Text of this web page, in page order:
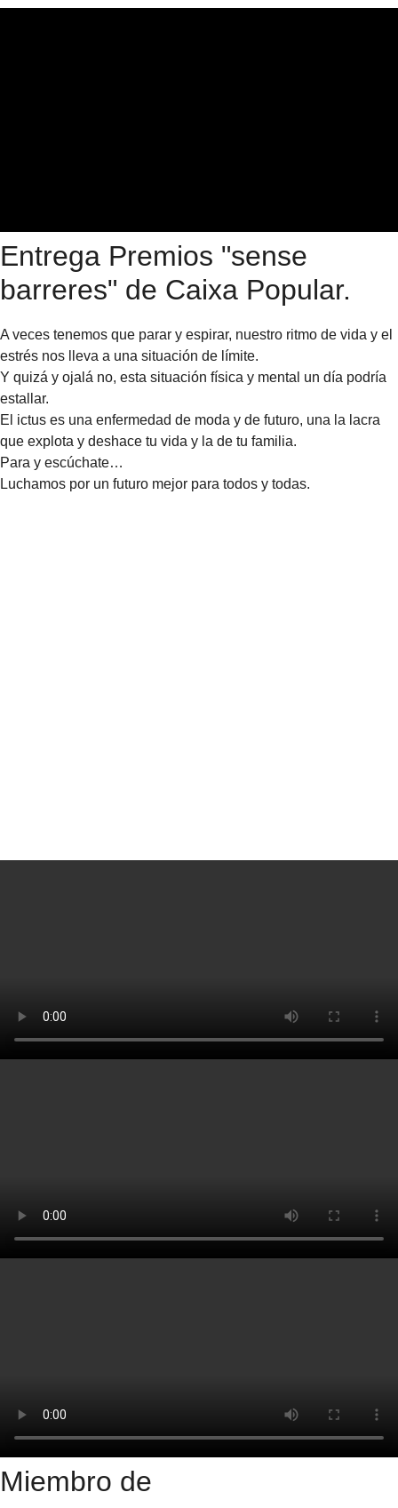
Entrega Premios "sense
barreres" de Caixa Popular.
A veces tenemos que parar y espirar, nuestro ritmo de vida y el
estrés nos lleva a una situación de límite.
Y quizá y ojalá no, esta situación física y mental un día podría
estallar.
El ictus es una enfermedad de moda y de futuro, una la lacra
que explota y deshace tu vida y la de tu familia.
Para y escúchate…
Luchamos por un futuro mejor para todos y todas.
Miembro de